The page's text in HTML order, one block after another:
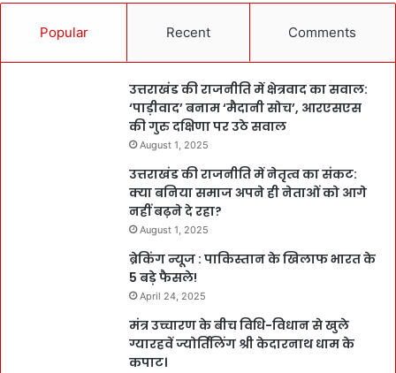
Popular Recent Comments
उत्तराखंड की राजनीति में क्षेत्रवाद का सवाल:
‘पाड़ीवाद’ बनाम ‘मैदानी सोच’, आरएसएस
की गुरु दक्षिणा पर उठे सवाल
August 1, 2025
उत्तराखंड की राजनीति में नेतृत्व का संकट:
क्या बनिया समाज अपने ही नेताओं को आगे
नहीं बढ़ने दे रहा?
August 1, 2025
ब्रेकिंग न्यूज : पाकिस्तान के खिलाफ भारत के
5 बड़े फैसले!
April 24, 2025
मंत्र उच्चारण के बीच विधि-विधान से खुले
ग्यारहवें ज्योर्तिलिंग श्री केदारनाथ धाम के
कपाट।